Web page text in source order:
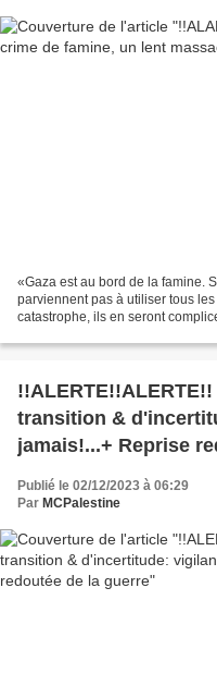
«Gaza est au bord de la famine.
parviennent pas à utiliser tous
catastrophe, ils en seront
transition &
jamais!...+ Reprise
Publié le 02/12/2023 à 06:29
Par MCPalestine